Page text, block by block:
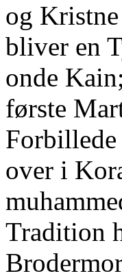
og
bliver en
onde
første
Forbillede
over i
Tradition